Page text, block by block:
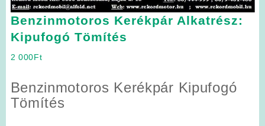
Benzinmotoros Kerékpár Alkatrész:
Kipufogó Tömítés
2 000Ft
Benzinmotoros Kerékpár Kipufogó
Tömítés